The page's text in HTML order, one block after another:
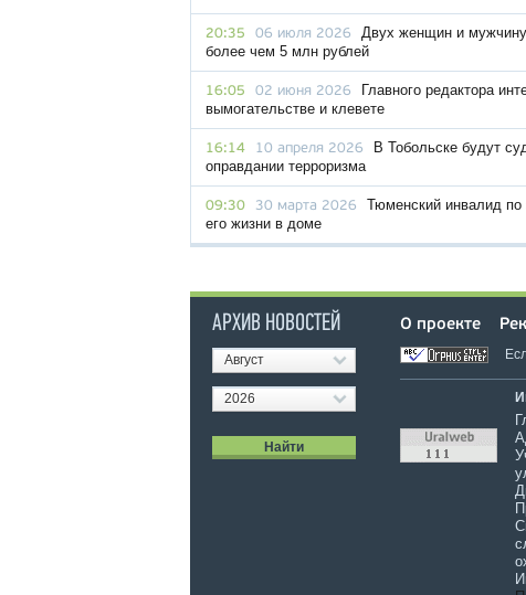
20:35 06 июля 2026
Двух женщин и мужчину
более чем 5 млн рублей
16:05 02 июня 2026
Главного редактора
вымогательстве и клевете
16:14 10 апреля 2026
В Тобольске будут
оправдании терроризма
09:30 30 марта 2026
Тюменский инвалид
его жизни в доме
АРХИВ НОВОСТЕЙ
Август
2026
О проекте